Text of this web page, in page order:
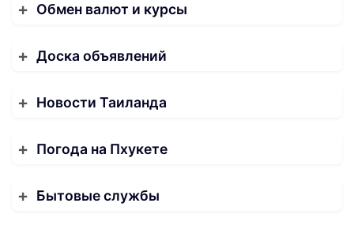
Обмен валют и курсы
Доска объявлений
Новости Таиланда
Погода на Пхукете
Бытовые службы